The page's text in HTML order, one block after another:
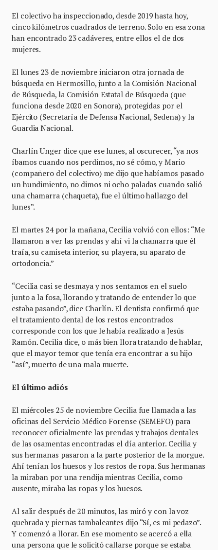
El colectivo ha inspeccionado, desde 2019 hasta hoy,
cinco kilómetros cuadrados de terreno. Solo en esa zona
han encontrado 23 cadáveres, entre ellos el de dos
mujeres.
El lunes 23 de noviembre iniciaron otra jornada de
búsqueda en Hermosillo, junto a la Comisión Nacional
de Búsqueda, la Comisión Estatal de Búsqueda (que
funciona desde 2020 en Sonora), protegidas por el
Ejército (Secretaría de Defensa Nacional, Sedena) y la
Guardia Nacional.
Charlín Unger dice que ese lunes, al oscurecer, “ya nos
íbamos cuando nos perdimos, no sé cómo, y Mario
(compañero del colectivo) me dijo que habíamos pasado
un hundimiento, no dimos ni ocho paladas cuando salió
una chamarra (chaqueta), fue el último hallazgo del
lunes”.
El martes 24 por la mañana, Cecilia volvió con ellos: “Me
llamaron a ver las prendas y ahí vi la chamarra que él
traía, su camiseta interior, su playera, su aparato de
ortodoncia.”
“Cecilia casi se desmaya y nos sentamos en el suelo
junto a la fosa, llorando y tratando de entender lo que
estaba pasando”, dice Charlín. El dentista confirmó que
el tratamiento dental de los restos encontrados
corresponde con los que le había realizado a Jesús
Ramón. Cecilia dice, o más bien llora tratando de hablar,
que el mayor temor que tenía era encontrar a su hijo
“así”, muerto de una mala muerte.
El último adiós
El miércoles 25 de noviembre Cecilia fue llamada a las
oficinas del Servicio Médico Forense (SEMEFO) para
reconocer oficialmente las prendas y trabajos dentales
de las osamentas encontradas el día anterior. Cecilia y
sus hermanas pasaron a la parte posterior de la morgue.
Ahí tenían los huesos y los restos de ropa. Sus hermanas
la miraban por una rendija mientras Cecilia, como
ausente, miraba las ropas y los huesos.
Al salir después de 20 minutos, las miró y con la voz
quebrada y piernas tambaleantes dijo “Sí, es mi pedazo”.
Y comenzó a llorar. En ese momento se acercó a ella
una persona que le solicitó callarse porque se estaba